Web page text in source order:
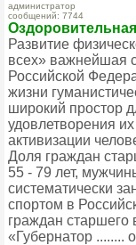
администратор
сообщений: 7744
Развитие
всех» важнейшая
Российской
жизни
широкий простор
удовлетворения
активизации
Доля граждан
55 - 79 лет,
систематически
спортом в
граждан старшего
«Губернатор ........